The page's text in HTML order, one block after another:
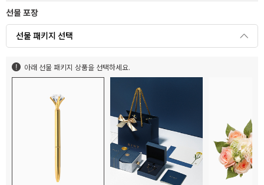
선물 포장
선물 패키지 선택
아래 선물 패키지 상품을 선택하세요.